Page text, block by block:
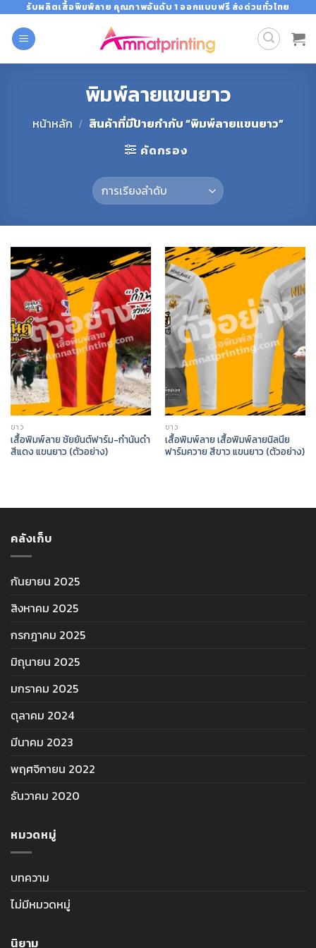
content
รับผลิตเสื้อพิมพ์ลาย คุณภาพอันดับ 1 ออกแบบฟรี ส่งด่วนทั่วไทย
พิมพ์ลายแขนยาว
หน้าหลัก / สินค้าที่มีป้ายกำกับ “พิมพ์ลายแขนยาว”
คัดกรอง
ขาว
เสื้อพิมพ์ลาย ชัยยันต์ฟาร์ม-กำนันดำ
สีแดง แขนยาว (ตัวอย่าง)
ขาว
เสื้อพิมพ์ลาย เสื้อพิมพ์ลายนิลนีย
ฟาร์มควาย สีขาว แขนยาว (ตัวอย่าง)
คลังเก็บ
กันยายน 2025
สิงหาคม 2025
กรกฎาคม 2025
มิถุนายน 2025
มกราคม 2025
ตุลาคม 2024
มีนาคม 2023
พฤศจิกายน 2022
ธันวาคม 2020
หมวดหมู่
บทความ
ไม่มีหมวดหมู่
นิยาม